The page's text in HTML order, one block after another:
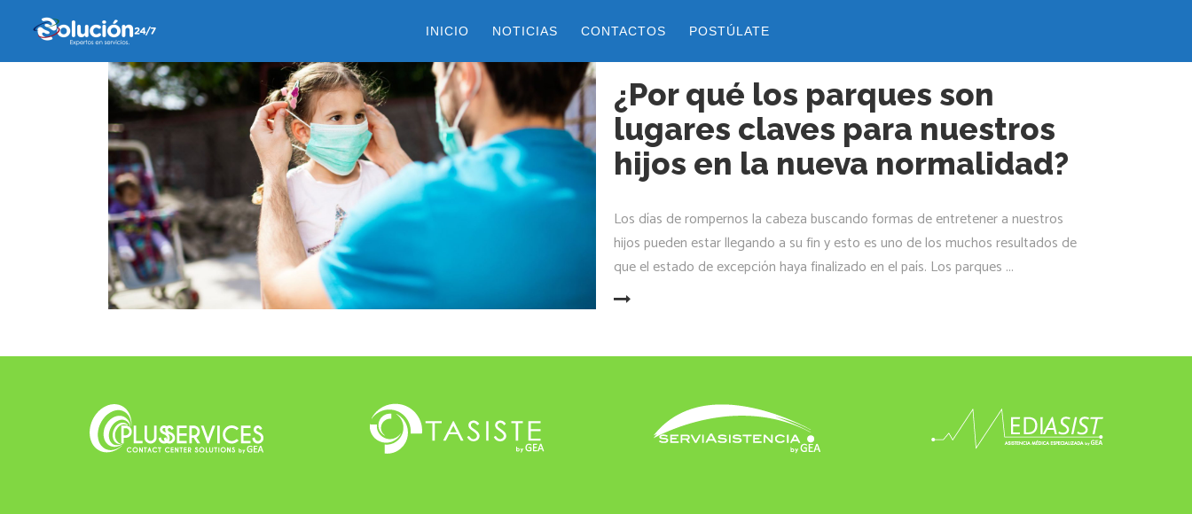
INICIO NOTICIAS CONTACTOS POSTÚLATE
¿Por qué los parques son
lugares claves para nuestros
hijos en la nueva normalidad?
Los días de rompernos la cabeza buscando formas de entretener a nuestros
hijos pueden estar llegando a su fin y esto es uno de los muchos resultados de
que el estado de excepción haya finalizado en el país. Los parques